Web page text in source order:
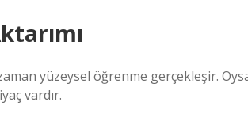
yüzeysel öğrenme gerçekleşir.
vardır.